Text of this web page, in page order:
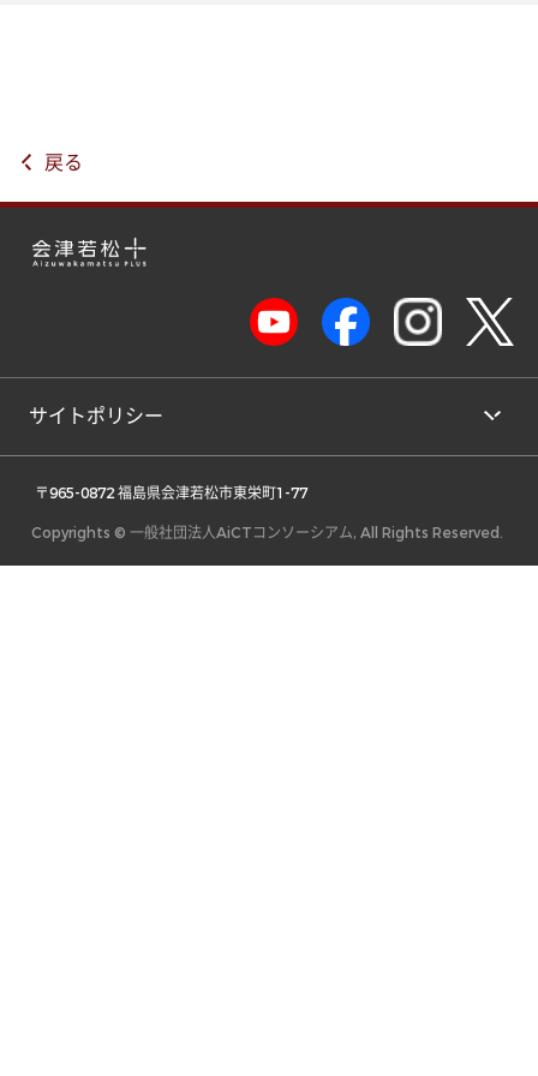
戻る
サイトポリシー
〒965-0872 福島県会津若松市東栄町1-77
Copyrights © 一般社団法人AiCTコンソーシアム, All Rights Reserved.